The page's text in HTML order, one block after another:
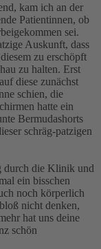
kam ich an der
Patientinnen, ob
sei.
Auskunft, dass
zu erschöpft
zu halten. Erst
diese zunächst
schien, die
hatte ein
Bermudashorts
schräg-patzigen
durch die Klinik und
ein bisschen
noch körperlich
nicht denken,
hat uns deine
schön